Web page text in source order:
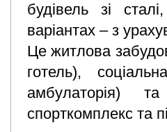
будівель зі
варіантах – з
Це житлова
готель),
амбулаторія) та
спорткомплекс та